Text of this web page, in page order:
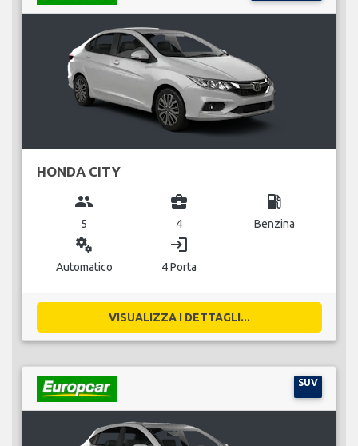
HONDA CITY
group
5
business_center
4
local_gas_station
Benzina
miscellaneous_services
Automatico
login
4 Porta
VISUALIZZA I DETTAGLI...
SUV